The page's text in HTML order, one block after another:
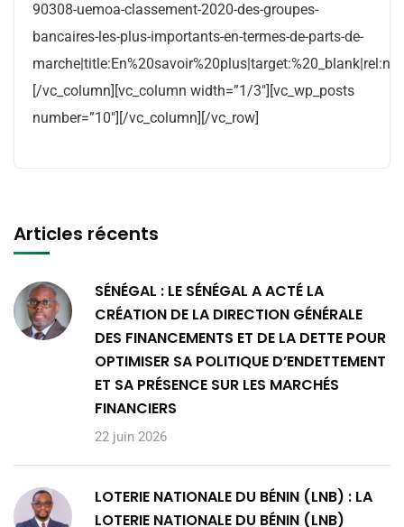
90308-uemoa-classement-2020-des-groupes-
bancaires-les-plus-importants-en-termes-de-parts-de-
[/vc_column][vc_column width=”1/3″][vc_wp_posts
number=”10″][/vc_column][/vc_row]
Articles récents
SÉNÉGAL : LE SÉNÉGAL A ACTÉ LA
CRÉATION DE LA DIRECTION GÉNÉRALE
DES FINANCEMENTS ET DE LA DETTE POUR
OPTIMISER SA POLITIQUE D’ENDETTEMENT
ET SA PRÉSENCE SUR LES MARCHÉS
FINANCIERS
22 juin 2026
LOTERIE NATIONALE DU BÉNIN (LNB) : LA
LOTERIE NATIONALE DU BÉNIN (LNB)